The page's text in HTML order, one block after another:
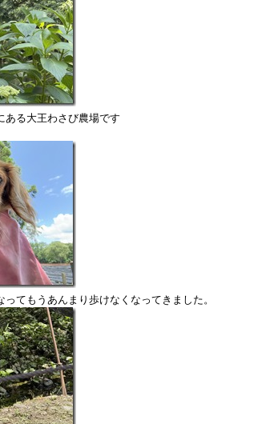
ある大王わさび農場です
てもうあんまり歩けなくなってきました。